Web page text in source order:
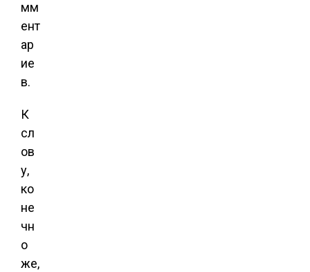
мм
ент
ар
ие
в.
К
сл
ов
у,
ко
не
чн
о
же,